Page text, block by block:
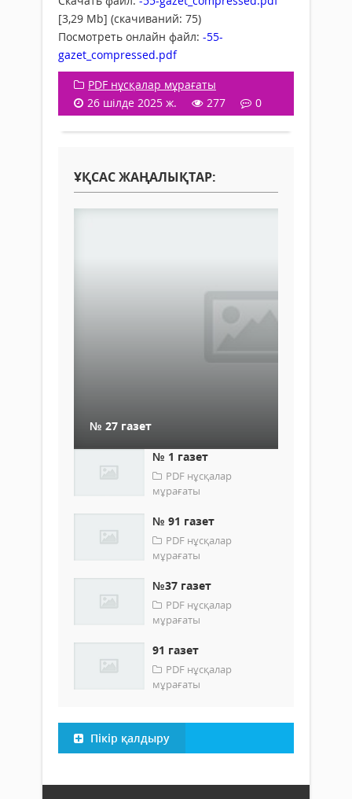
[3,29 Mb] (cкачиваний: 75)
Посмотреть онлайн файл: -55-
gazet_compressed.pdf
PDF нұсқалар мұрағаты
26 шілде 2025 ж.
277 0
ҰҚСАС ЖАҢАЛЫҚТАР:
№ 27 газет
№ 1 газет
PDF нұсқалар
мұрағаты
№ 91 газет
PDF нұсқалар
мұрағаты
№37 газет
PDF нұсқалар
мұрағаты
91 газет
PDF нұсқалар
мұрағаты
Пікір қалдыру